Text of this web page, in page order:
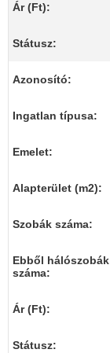
Ár (Ft):
Státusz:
Azonosító:
Ingatlan típusa:
Emelet:
Alapterület (m2):
Szobák száma:
Ebből hálószobák
száma:
Ár (Ft):
Státusz: